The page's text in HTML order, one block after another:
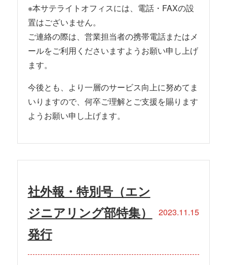
※本サテライトオフィスには、電話・FAXの設
置はございません。
ご連絡の際は、営業担当者の携帯電話またはメ
ールをご利用くださいますようお願い申し上げ
ます。
今後とも、より一層のサービス向上に努めてま
いりますので、何卒ご理解とご支援を賜ります
ようお願い申し上げます。
社外報・特別号（エン
ジニアリング部特集）
発行
2023.11.15